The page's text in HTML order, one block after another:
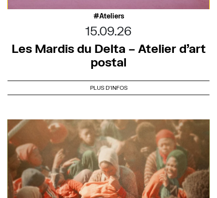
Ateliers
15.09.26
Les Mardis du Delta – Atelier d’art
postal
PLUS D'INFOS